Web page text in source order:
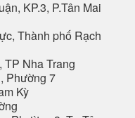
KP.3, P.Tân Mai
Thành phố Rạch
Nha Trang
Phường 7
Kỳ